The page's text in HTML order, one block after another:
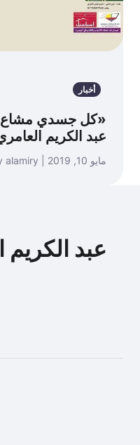
أخبار
«كل جسدي مشاع»
عبد الكريم
مايو 10, 2019 | by alamiry
عبد الكريم